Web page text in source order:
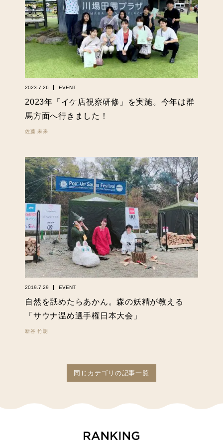
2023.7.26 EVENT
2023年「イケ店視察研修」を実施。今年は群
馬方面へ行きました！
佐藤 未来
2019.7.29 EVENT
自然を舐めたらあかん。森の妖精が教える
「サウナ温め選手権日本大会」
新谷 竹朗
同じカテゴリの記事一覧